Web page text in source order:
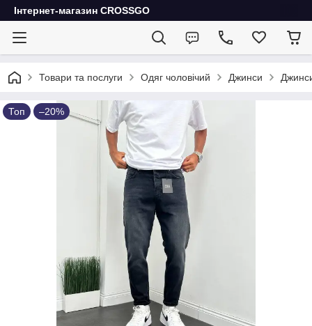
Інтернет-магазин CROSSGO
Товари та послуги Одяг чоловічий Джинси
Топ –20%